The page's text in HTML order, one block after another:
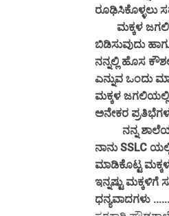
ರೂಢಿಸಿಕೊಳ್ಳಲು
ಮಕ್ಕಳ
ಬಿಡಿಸುವುದು
ನನ್ನಲ್ಲಿ ಹೊಸ
ಎನ್ನುವ ಒಂದು
ಮಕ್ಕಳ ಜಗಲಿಯಲ್ಲಿ
ಅನೇಕರ
ನನ್ನ ಶಾಲೆಯ
ನಾನು SSLC
ಮಾಡಿಕೊಟ್ಟ
ಇನ್ನಷ್ಟು ಮಕ್ಕಳಿಗೆ
ಧನ್ಯವಾದಗಳು